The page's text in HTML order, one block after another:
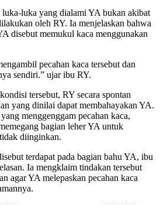
luka yang dialami YA bukan akibat
oleh RY. Ia menjelaskan bahwa
disebut memukul kaca menggunakan
pecahan kaca tersebut dan
sendiri.” ujar ibu RY.
tersebut, RY secara spontan
yang dinilai dapat membahayakan YA.
menggenggam pecahan kaca,
bagian leher YA untuk
diinginkan.
terdapat pada bagian bahu YA, ibu
Ia mengklaim tindakan tersebut
agar YA melepaskan pecahan kaca